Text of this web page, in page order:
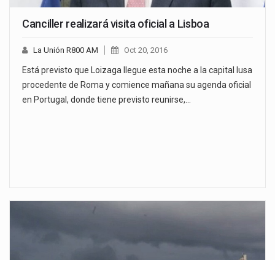
Canciller realizará visita oficial a Lisboa
La Unión R800 AM Oct 20, 2016
Está previsto que Loizaga llegue esta noche a la capital lusa
procedente de Roma y comience mañana su agenda oficial
en Portugal, donde tiene previsto reunirse,…